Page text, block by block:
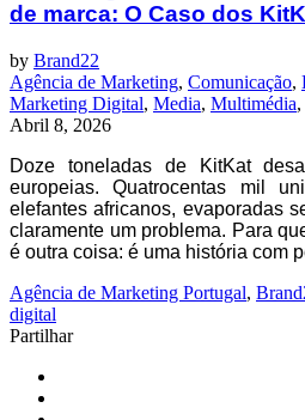
de marca: O Caso dos
by Brand22
Agência de Marketing, Comunicação,
Marketing Digital, Media, Multimédia,
Abril 8, 2026
Doze toneladas de KitKat
europeias. Quatrocentas mil
elefantes africanos, evaporadas
claramente um problema. Para
é outra coisa: é uma história com
Agência de Marketing Portugal,
digital
Partilhar